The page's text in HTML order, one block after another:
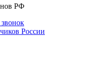
РФ
России